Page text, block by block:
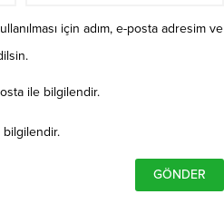
için adım, e-posta adresim ve
ile bilgilendir.
bilgilendir.